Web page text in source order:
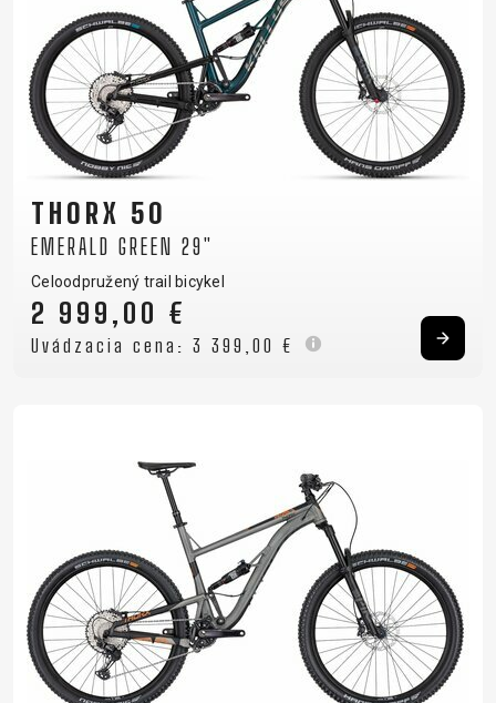
THORX 50
EMERALD GREEN 29"
Celoodpružený trail bicykel
2 999,00 €
Uvádzacia cena: 3 399,00 €